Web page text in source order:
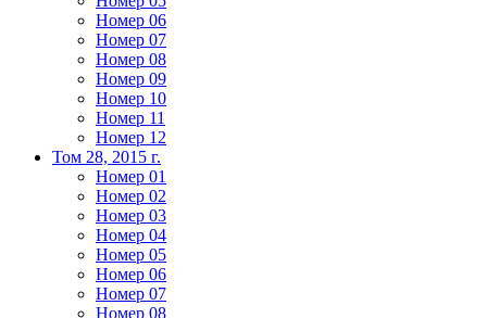
Номер 06
Номер 07
Номер 08
Номер 09
Номер 10
Номер 11
Номер 12
Том 28, 2015 г.
Номер 01
Номер 02
Номер 03
Номер 04
Номер 05
Номер 06
Номер 07
Номер 08